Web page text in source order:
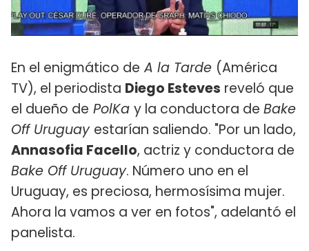
En el enigmático de A la Tarde (América
TV), el periodista Diego Esteves reveló que
el dueño de PolKa y la conductora de Bake
Off Uruguay estarían saliendo. "Por un lado,
Annasofia Facello, actriz y conductora de
Bake Off Uruguay. Número uno en el
Uruguay, es preciosa, hermosísima mujer.
Ahora la vamos a ver en fotos", adelantó el
panelista.